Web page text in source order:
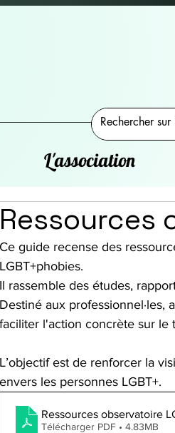
L'association
Ressources
Ce guide recense des
LGBT+phobies.
Il rassemble des études,
Destiné aux professionnel·les,
faciliter l'action concrète sur le
L’objectif est de renforcer la
envers les personnes LGBT+.
Ressources observatoire
Télécharger PDF • 4.83MB